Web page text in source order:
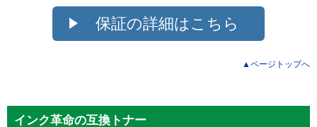
保証の詳細はこちら
▲ページトップへ
インク革命の互換トナー